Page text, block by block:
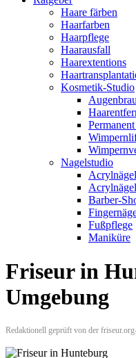
Haare färben
Haarfarben
Haarpflege
Haarausfall
Haarextentions
Kosmetik-Studio
Nagelstudio
Barber-
Fußpflege
Maniküre
Friseur in
Umgebung
Redaktionell geprüft von der